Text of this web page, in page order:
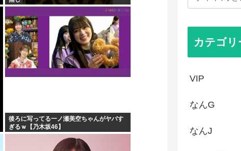
外国人「2002年W杯は?」韓国サッカーに衝撃的不
海外「日本なんて行くんじゃなかった…」 日本を
後ろに写ってる一ノ瀬美空ちゃんがヤバす
ぎるｗ【乃木坂46】
カテゴリ
VIP
なんG
なんJ